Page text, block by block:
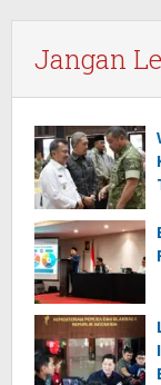
Jangan